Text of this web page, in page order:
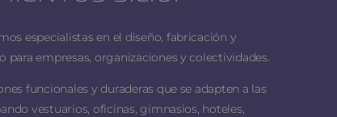
especialistas en el diseño, fabricación y
empresas, organizaciones y colectividades.
funcionales y duraderas que se adapten a las
vestuarios, oficinas, gimnasios, hoteles,